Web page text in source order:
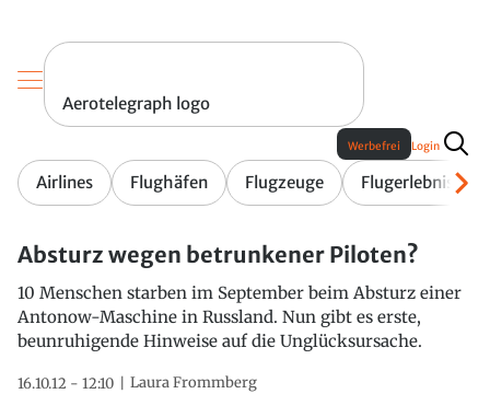
Aerotelegraph logo
Airlines Flughäfen Flugzeuge Flugerlebnis
Werbefrei Login
Absturz wegen betrunkener Piloten?
10 Menschen starben im September beim Absturz einer
Antonow-Maschine in Russland. Nun gibt es erste,
beunruhigende Hinweise auf die Unglücksursache.
16.10.12 - 12:10 Laura Frommberg